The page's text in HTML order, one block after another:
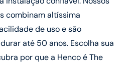
combinam altíssima
de uso e são
até 50 anos. Escolha sua
por que a Henco é The